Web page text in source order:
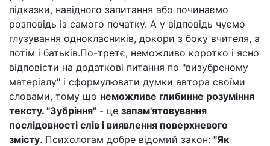
підказки, навідного запитання або починаємо
розповідь із самого початку. А у відповідь чуємо
глузування однокласників, докори з боку вчителя, а
потім і батьків.По-третє, неможливо коротко і ясно
відповісти на додаткові питання по "визубреному
матеріалу" і сформулювати думки автора своїми
словами, тому що неможливе глибинне розуміння
тексту. "Зубріння" - це запам'ятовування
послідовності слів і виявлення поверхневого
змісту. Психологам добре відомий закон: "Як